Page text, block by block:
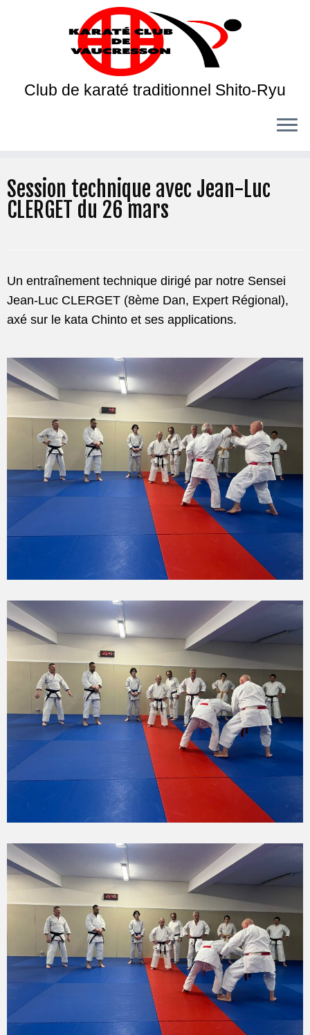
Club de karaté traditionnel Shito-Ryu
Session technique avec Jean-Luc
CLERGET du 26 mars
Un entraînement technique dirigé par notre Sensei
Jean-Luc CLERGET (8ème Dan, Expert Régional),
axé sur le kata Chinto et ses applications.